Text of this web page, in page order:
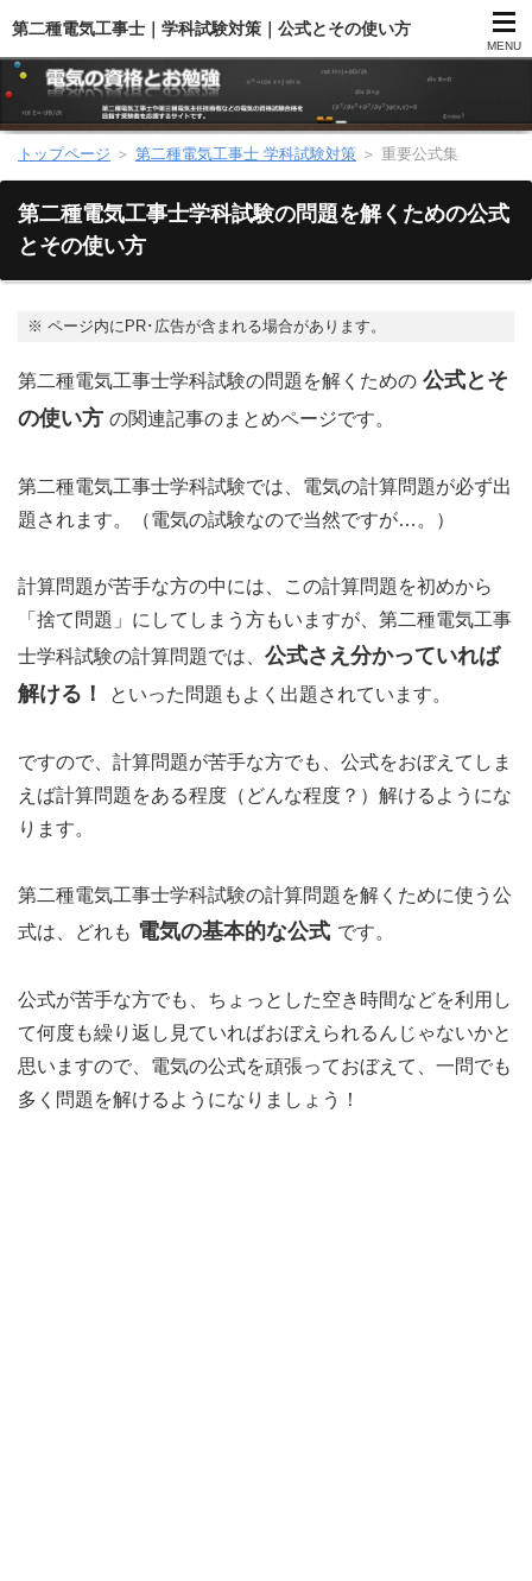
第二種電気工事士｜学科試験対策｜公式とその使い方
MENU
第二種電気工事士（総合）
第二種電気工事士（学科試験）
第二種電気工事士（技能試験）
電気のお勉強
電気数学のお勉強
トップページ ＞ 第二種電気工事士 学科試験対策 ＞ 重要公式集
第二種電気工事士学科試験の問題を解くための公式
とその使い方
※ ページ内にPR･広告が含まれる場合があります。
第二種電気工事士学科試験の問題を解くための 公式とそ
の使い方 の関連記事のまとめページです。
第二種電気工事士学科試験では、電気の計算問題が必ず出
題されます。（電気の試験なので当然ですが…。）
計算問題が苦手な方の中には、この計算問題を初めから
「捨て問題」にしてしまう方もいますが、第二種電気工事
士学科試験の計算問題では、 公式さえ分かっていれば
解ける！
といった問題もよく出題されています。
ですので、計算問題が苦手な方でも、公式をおぼえてしま
えば計算問題をある程度（どんな程度？）解けるようにな
ります。
第二種電気工事士学科試験の計算問題を解くために使う公
式は、どれも 電気の基本的な公式 です。
公式が苦手な方でも、ちょっとした空き時間などを利用し
て何度も繰り返し見ていればおぼえられるんじゃないかと
思いますので、電気の公式を頑張っておぼえて、一問でも
多く問題を解けるようになりましょう！